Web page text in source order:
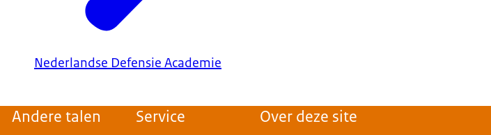
Nederlandse Defensie Academie
Andere talen Service Over deze site